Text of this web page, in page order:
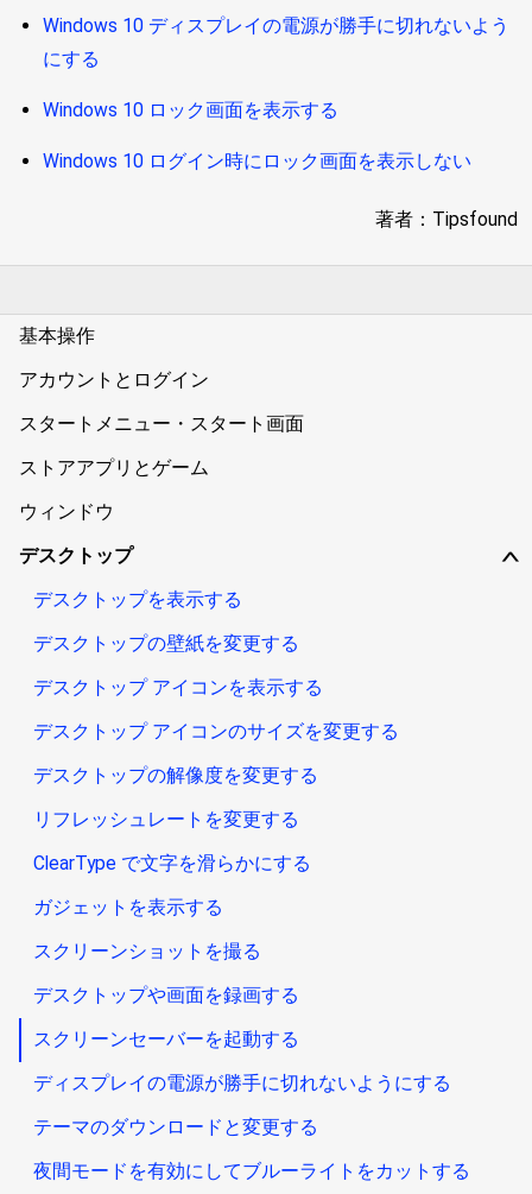
Windows 10 ディスプレイの電源が勝手に切れないよう
にする
Windows 10 ロック画面を表示する
Windows 10 ログイン時にロック画面を表示しない
著者：Tipsfound
基本操作
アカウントとログイン
スタートメニュー・スタート画面
ストアアプリとゲーム
ウィンドウ
∨
デスクトップ
デスクトップを表示する
デスクトップの壁紙を変更する
デスクトップ アイコンを表示する
デスクトップ アイコンのサイズを変更する
デスクトップの解像度を変更する
リフレッシュレートを変更する
ClearType で文字を滑らかにする
ガジェットを表示する
スクリーンショットを撮る
デスクトップや画面を録画する
スクリーンセーバーを起動する
ディスプレイの電源が勝手に切れないようにする
テーマのダウンロードと変更する
夜間モードを有効にしてブルーライトをカットする